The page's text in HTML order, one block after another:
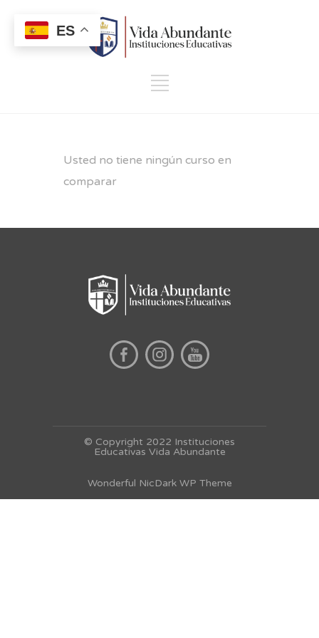
Usted no tiene ningún curso en
comparar
© Copyright 2022 Instituciones
Educativas Vida Abundante
Wonderful NicDark WP Theme
ES